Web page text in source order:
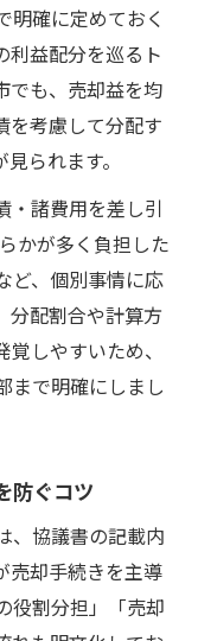
明確に定めておく
利益配分を巡るト
でも、売却益を均
を考慮して分配す
られます。
・諸費用を差し引
かが多く負担した
ど、個別事情に応
分配割合や計算方
しやすいため、
まで明確にしまし
防ぐコツ
、協議書の記載内
売却手続きを主導
役割分担」「売却